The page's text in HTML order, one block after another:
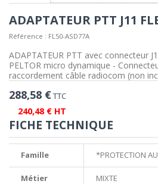
ADAPTATEUR PTT J11
Référence : FL50-ASD77A
ADAPTATEUR PTT avec connecteur
PELTOR micro dynamique -
raccordement câble radiocom (non
288,58 €TTC
240,48 € HT
FICHE TECHNIQUE
Famille *PROTECTION
Métier MIXTE